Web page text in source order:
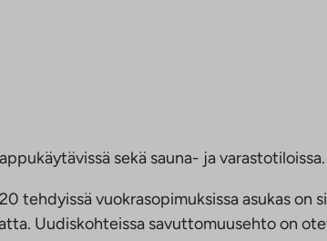
sekä sauna- ja varastotiloissa.
tehdyissä vuokrasopimuksissa asukas
Uudiskohteissa savuttomuusehto on